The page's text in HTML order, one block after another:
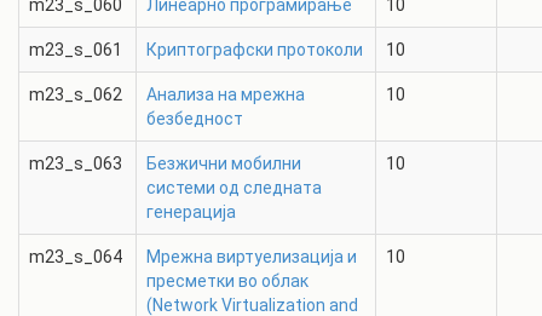
m23_s_060 Линеарно програмирање 10
m23_s_061 Криптографски протоколи 10
m23_s_062
Анализа на мрежна
безбедност
10
m23_s_063
Безжични мобилни
системи од следната
генерација
10
m23_s_064
Мрежна виртуелизација и
пресметки во облак
(Network Virtualization and
10